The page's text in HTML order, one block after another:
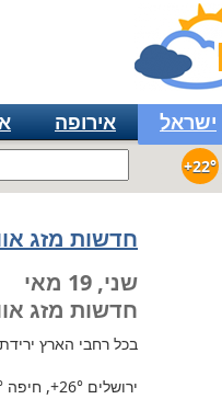
ישראל אירופה
+22°
חדשות מזג
שני, 19 מאי
חדשות מזג
בכל רחבי הארץ
ירושלים +26°, חיפה